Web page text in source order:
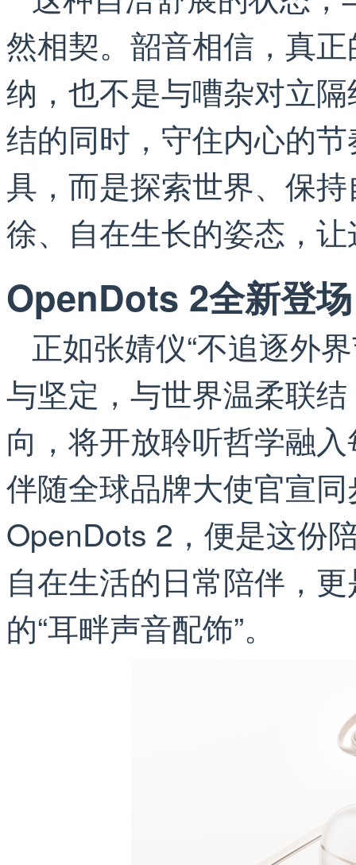
然相契。韶音相信，真
纳，也不是与嘈杂对立
结的同时，守住内心的
具，而是探索世界、保
徐、自在生长的姿态，
OpenDots 2全新登
正如张婧仪“不追逐外
与坚定，与世界温柔联
向，将开放聆听哲学融
伴随全球品牌大使官宣
OpenDots 2，便是这份
自在生活的日常陪伴，
的“耳畔声音配饰”。